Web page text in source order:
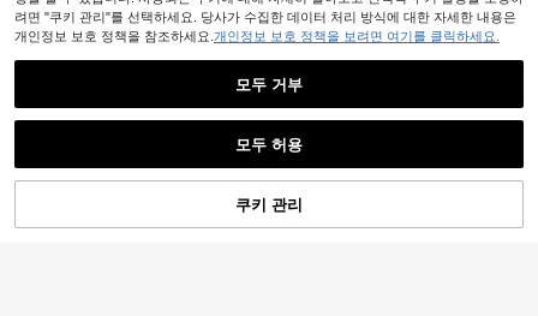
30% 할인! 장바구니 담기
려면 "쿠키 관리"를 선택하세요. 당사가 수집한 데이터 처리 방식에 대한 자세한 내용은
개인정보 보호 정책을 참조하세요. 개인정보 보호 정책을 보려면 여기를 클릭하세요.
모두 거부
모두 허용
쿠키 관리